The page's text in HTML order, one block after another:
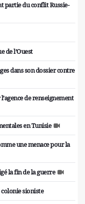
partie du conflit Russie-
de l’Ouest
dans son dossier contre
de renseignement
en Tunisie
une menace pour la
la fin de la guerre
sioniste